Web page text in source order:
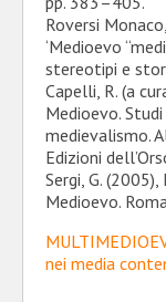
Roversi
‘Medioevo
stereotipi e
Capelli, R. (a
Medioevo. Studi
medievalismo.
Edizioni
Sergi, G. (2005),
Medioevo.
nei media